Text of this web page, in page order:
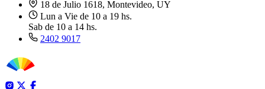
18 de Julio 1618, Montevideo, UY
Lun a Vie de 10 a 19 hs.
Sab de 10 a 14 hs.
2402 9017